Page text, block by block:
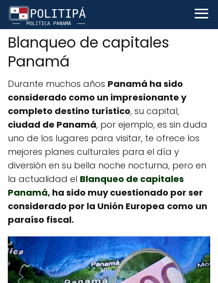
Blanqueo de capitales
Panamá
Durante muchos años Panamá ha sido
considerado como un impresionante y
completo destino turístico, su capital,
ciudad de Panamá, por ejemplo, es sin duda
uno de los lugares para visitar, te ofrece los
mejores planes culturales para el día y
diversión en su bella noche nocturna, pero en
la actualidad el Blanqueo de capitales
Panamá, ha sido muy cuestionado por ser
considerado por la Unión Europea como un
paraíso fiscal.